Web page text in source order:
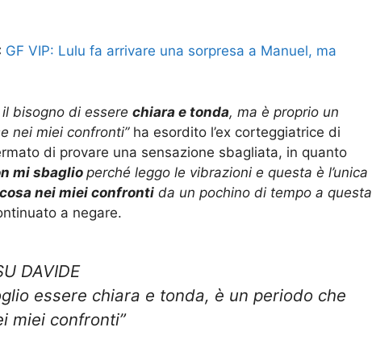
GF VIP: Lulu fa arrivare una sorpresa a Manuel, ma
bisogno di essere chiara e tonda, ma è proprio un
nei miei confronti”ha esordito l’ex corteggiatrice di
di provare una sensazione sbagliata, in quanto
mi sbaglio perché leggo le vibrazioni e questa è l’unica
nei miei confronti da un pochino di tempo a questa
a negare.
DAVIDE
essere chiara e tonda, è un periodo che
miei confronti”